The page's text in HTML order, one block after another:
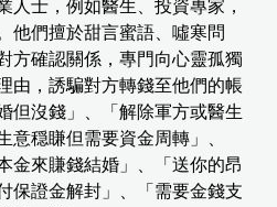
人士，例如醫生、投資專家，
他們擅於甜言蜜語、噓寒問
方確認關係，專門向心靈孤獨
由，誘騙對方轉錢至他們的帳
但沒錢」、「解除軍方或醫生
意穏䁠但需要資金周轉」、
金來賺錢結婚」、「送你的昂
保證金解封」、「需要金錢支